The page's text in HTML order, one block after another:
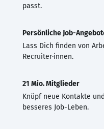
passt.
Persönliche Job-
Lass Dich finden von
Recruiter·innen.
21 Mio. Mitglieder
Knüpf neue Kontakte
besseres Job-Leben.